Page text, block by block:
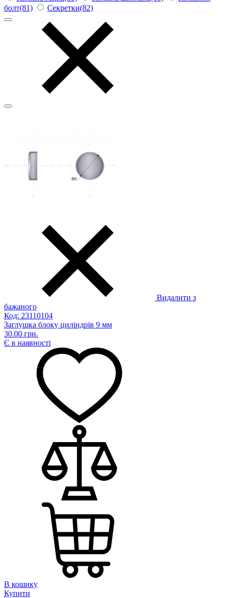
болт(81)
Секретки(82)
Видалити з
бажаного
Код: 23110104
Заглушка блоку циліндрів 9 мм
30.00 грн.
Є в наявності
В кошику
Купити